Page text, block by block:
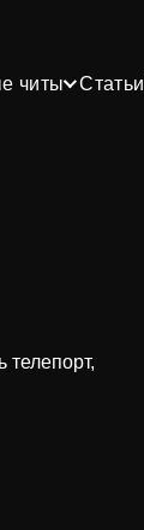
читы Статьи
телепорт,